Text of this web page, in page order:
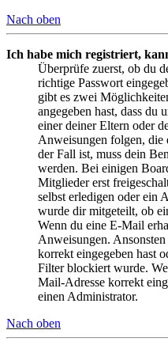
Nach oben
Ich habe mich registriert,
Überprüfe zuerst, ob du
richtige Passwort
gibt es zwei
angegeben hast, dass du
einer deiner Eltern oder
Anweisungen folgen, die
der Fall ist, muss dein
werden. Bei einigen
Mitglieder erst
selbst erledigen oder ein
wurde dir mitgeteilt, ob
Wenn du eine E-Mail
Anweisungen.
korrekt eingegeben hast
Filter blockiert wurde.
Mail-Adresse korrekt
einen Administrator.
Nach oben